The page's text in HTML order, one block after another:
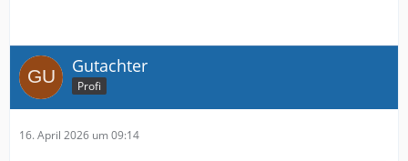
Gutachter
Profi
16. April 2026 um 09:14